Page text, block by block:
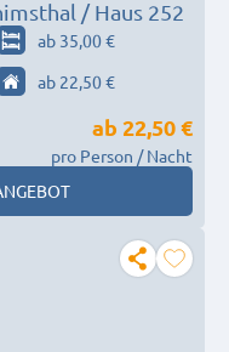
/ Haus 252
ab 35,00 €
ab 22,50 €
ab 22,50 €
pro Person / Nacht